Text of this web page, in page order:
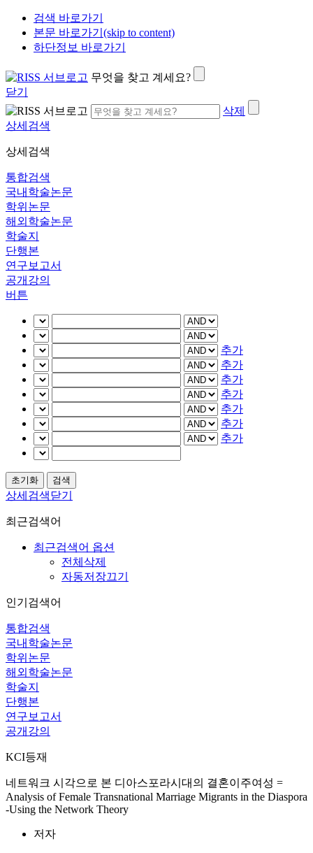
검색 바로가기
본문 바로가기(skip to content)
하단정보 바로가기
무엇을 찾고 계세요?
닫기
삭제
상세검색
상세검색
통합검색
국내학술논문
학위논문
해외학술논문
학술지
단행본
연구보고서
공개강의
버튼
추가
추가
추가
추가
추가
추가
추가
상세검색닫기
최근검색어
최근검색어 옵션
전체삭제
자동저장끄기
인기검색어
통합검색
국내학술논문
학위논문
해외학술논문
학술지
단행본
연구보고서
공개강의
KCI등재
네트워크 시각으로 본 디아스포라시대의 결혼이주여성 =
Analysis of Female Transnational Marriage Migrants in the Diaspora
-Using the Network Theory
저자